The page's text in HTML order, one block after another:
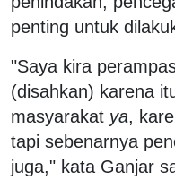
penting untuk
"Saya kira
(disahkan) karena
masyarakat ya,
tapi sebenarnya
juga," kata Ganjar